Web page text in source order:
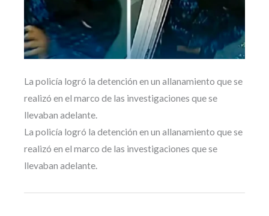
La policía logró la detención en un allanamiento que se
realizó en el marco de las investigaciones que se
llevaban adelante.
La policía logró la detención en un allanamiento que se
realizó en el marco de las investigaciones que se
llevaban adelante.